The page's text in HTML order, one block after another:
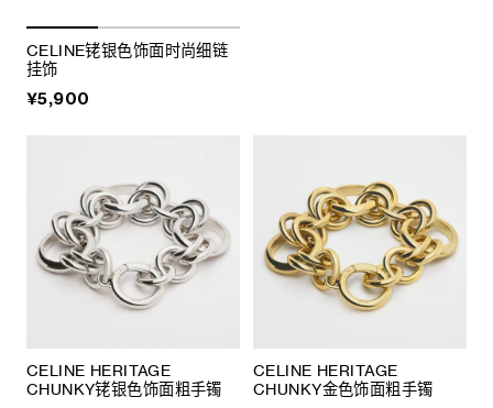
CELINE铑银色饰面时尚细链
挂饰
¥5,900
CELINE HERITAGE
CHUNKY铑银色饰面粗手镯
CELINE HERITAGE
CHUNKY金色饰面粗手镯